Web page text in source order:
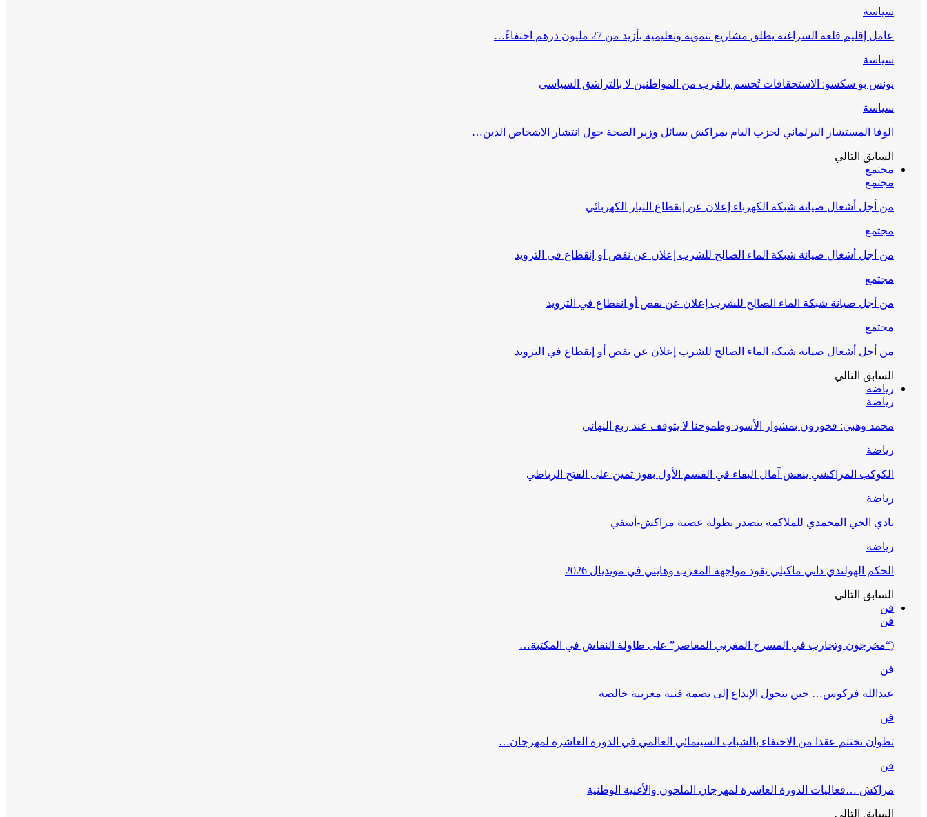
سياسة
عامل إقليم قلعة السراغنة يطلق مشاريع تنموية وتعليمية بأزيد من 27 مليون درهم احتفاءً…
سياسة
يونس بو سكسو: الاستحقاقات تُحسم بالقرب من المواطنين لا بالتراشق السياسي
سياسة
الوفا المستشار البرلماني لحزب البام بمراكش يسائل وزير الصحة حول انتشار الاشخاص الذين…
السابق التالي
مجتمع
مجتمع
من أجل أشغال صيانة شبكة الكهرباء إعلان عن إنقطاع التيار الكهربائي
مجتمع
من أجل أشغال صيانة شبكة الماء الصالح للشرب إعلان عن نقص أو إنقطاع في التزويد
مجتمع
من أجل صيانة شبكة الماء الصالح للشرب إعلان عن نقص أو انقطاع في التزويد
مجتمع
من أجل أشغال صيانة شبكة الماء الصالح للشرب إعلان عن نقص أو إنقطاع في التزويد
السابق التالي
رياضة
رياضة
محمد وهبي: فخورون بمشوار الأسود وطموحنا لا يتوقف عند ربع النهائي
رياضة
الكوكب المراكشي ينعش آمال البقاء في القسم الأول بفوز ثمين على الفتح الرباطي
رياضة
نادي الحي المحمدي للملاكمة يتصدر بطولة عصبة مراكش-آسفي
رياضة
الحكم الهولندي داني ماكيلي يقود مواجهة المغرب وهايتي في مونديال 2026
السابق التالي
فن
فن
(“مخرجون وتجارب في المسرح المغربي المعاصر” على طاولة النقاش في المكتبة…
فن
عبدالله فركوس… حين يتحول الإبداع إلى بصمة فنية مغربية خالصة
فن
تطوان تختتم عقدا من الاحتفاء بالشباب السينمائي العالمي في الدورة العاشرة لمهرجان…
فن
مراكش …فعاليات الدورة العاشرة لمهرجان الملحون والأغنية الوطنية
السابق التالي